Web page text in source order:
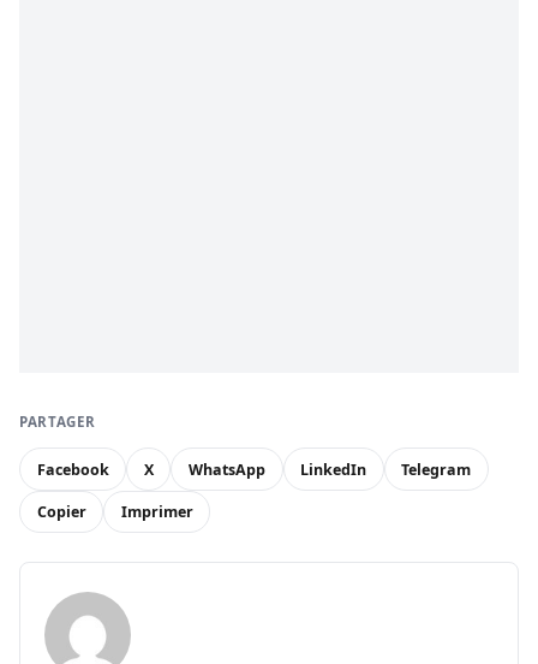
PARTAGER
Facebook X WhatsApp LinkedIn Telegram
Copier Imprimer